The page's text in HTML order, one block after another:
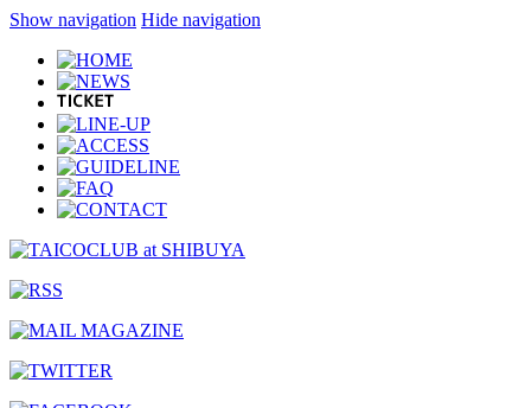
Show navigation Hide navigation